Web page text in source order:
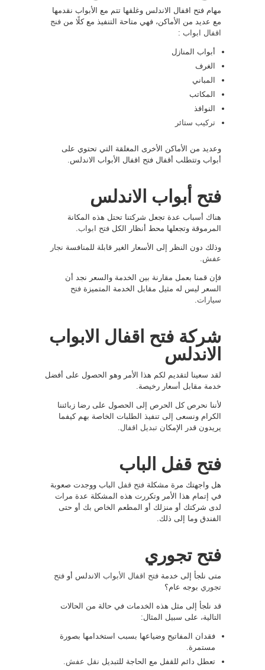
مهام فتح اقفال الاندلس وغلقها تتم مع الأبواب نقدمها
مع عديد من الأماكن، فهي متاحة التنفيذ مع كلًا من فنج
اقفال ابواب :
أبواب المنازل
الغرف
المباني
المكاتب
النوافذ
تركيب ستائر
وعديد من الأماكن الأخرى المغلقة التي تحتوي على
أبواب وتتطلب أقفال فتح اقفال الأبواب الاندلس.
فتح أبواب الاندلس
هناك أسباب عدة تجعل شركتنا تحتل هذه المكانة
المرموقة وتجعلها محط أنظار الكل فتح ابواب
وذلك دون النظر إلى الأسعار الغير قابلة للمنافسة نجار
عفش
فإن قمنا بعمل مقارنة بين الخدمة والسعر نجد أن
السعر ليس له مثيل مقابل الخدمة المتميزة فتح
سيارات
شركة فتح اقفال الابواب
الاندلس
لقد سعينا لتقديم لكم هذا الأمر وهو الحصول على أفضل
خدمة مقابل أسعار رخيصة.
لأننا نحرص كل الحرص إلى الحصول على رضا زبائننا
الكرام ونسعى إلى تنفيذ الطلبات الخاصة بهم كيفما
يريدون قدر الإمكان تبديل اقفال
فتح قفل الباب
هل واجهتك مرة مشكلة فتح قفل الباب ووجدت صعوبة
في إتمام هذا الأمر وتكررت هذه المشكلة عدة مرات
لدى شركتك أو منزلك أو المطعم الخاص بك أو حتى
الفندق وما إلى ذلك.
فتح تجوري
متى نلجأ إلى خدمة فتح اقفال الأبواب الاندلس أو فتح
تجوري بوجه عام؟
قد نلجأ إلى مثل هذه الخدمات في حالة من الحالات
التالية، على سبيل المثال:
فقدان المفاتيح وضياعها بسبب استخدامها بصورة
مستمرة.
تعطل دائم للقفل مع الحاجة للتبديل نقل عفش